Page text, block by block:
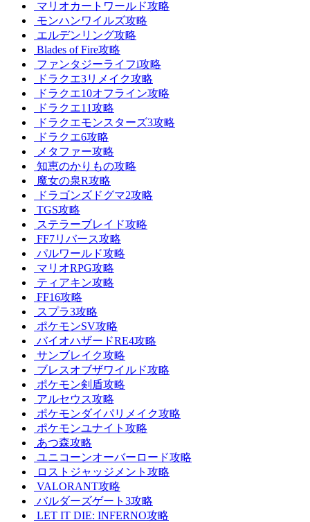
マリオカートワールド攻略
モンハンワイルズ攻略
エルデンリング攻略
Blades of Fire攻略
ファンタジーライフi攻略
ドラクエ3リメイク攻略
ドラクエ10オフライン攻略
ドラクエ11攻略
ドラクエモンスターズ3攻略
ドラクエ6攻略
メタファー攻略
知恵のかりもの攻略
魔女の泉R攻略
ドラゴンズドグマ2攻略
TGS攻略
ステラーブレイド攻略
FF7リバース攻略
パルワールド攻略
マリオRPG攻略
ティアキン攻略
FF16攻略
スプラ3攻略
ポケモンSV攻略
バイオハザードRE4攻略
サンブレイク攻略
ブレスオブザワイルド攻略
ポケモン剣盾攻略
アルセウス攻略
ポケモンダイパリメイク攻略
ポケモンユナイト攻略
あつ森攻略
ユニコーンオーバーロード攻略
ロストジャッジメント攻略
VALORANT攻略
バルダーズゲート3攻略
LET IT DIE: INFERNO攻略